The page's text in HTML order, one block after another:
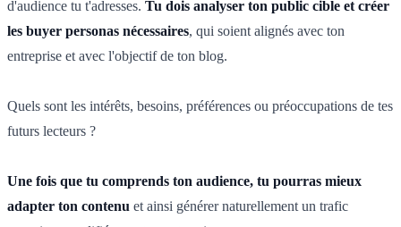
d'audience tu t'adresses. Tu dois analyser ton public cible et créer
les buyer personas nécessaires, qui soient alignés avec ton
entreprise et avec l'objectif de ton blog.
Quels sont les intérêts, besoins, préférences ou préoccupations de tes
futurs lecteurs ?
Une fois que tu comprends ton audience, tu pourras mieux
adapter ton contenu et ainsi générer naturellement un trafic